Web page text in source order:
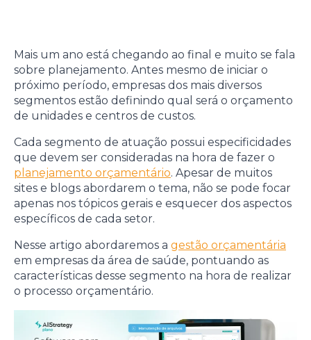
Mais um ano está chegando ao final e muito se fala
sobre planejamento. Antes mesmo de iniciar o
próximo período, empresas dos mais diversos
segmentos estão definindo qual será o orçamento
de unidades e centros de custos.
Cada segmento de atuação possui especificidades
que devem ser consideradas na hora de fazer o
planejamento orçamentário. Apesar de muitos
sites e blogs abordarem o tema, não se pode focar
apenas nos tópicos gerais e esquecer dos aspectos
específicos de cada setor.
Nesse artigo abordaremos a gestão orçamentária
em empresas da área de saúde, pontuando as
características desse segmento na hora de realizar
o processo orçamentário.